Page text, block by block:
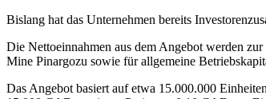
Bislang hat das Unternehmen bereits
Die Nettoeinnahmen aus dem Angebot werden
Mine Pinargozu sowie für allgemeine
Das Angebot basiert auf etwa 15.000.000